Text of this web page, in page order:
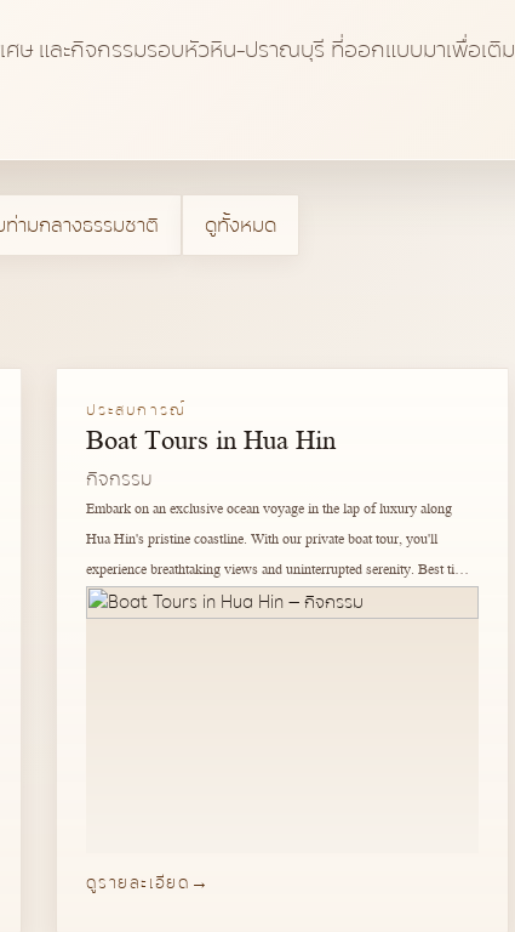
ษ และกิจกรรมรอบหัวหิน-ปราณบุรี ที่ออกแบบมาเพื่อเติม
ามกลางธรรมชาติ ดูทั้งหมด
ประสบการณ์
Boat Tours in Hua Hin
กิจกรรม
Embark on an exclusive ocean voyage in the lap of luxury along
Hua Hin's pristine coastline. With our private boat tour, you'll
experience breathtaking views and uninterrupted serenity. Best time:
February to September.
ดูรายละเอียด